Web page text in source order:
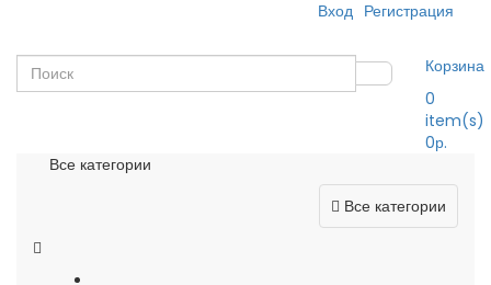
Вход Регистрация
Корзина
0
item(s)
0р.
Все категории
Все категории